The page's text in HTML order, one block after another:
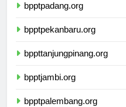
bpptpadang.org
bpptpekanbaru.org
bppttanjungpinang.org
bpptjambi.org
bpptpalembang.org